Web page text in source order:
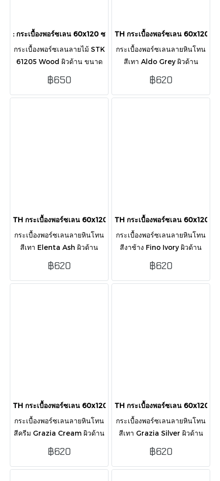
: กระเบื้องพอร์ซเลน 60x120 ซม. รุ่น STK 61205 Wood ผิวด้าน
กระเบื้องพอร์ซเลนลายไม้ STK
61205 Wood ผิวด้าน ขนาด
60x120 ซม. ดีไซน์สวยงาม
เป็นธรรมชาติ ทนทาน ปูง่าย
ด้วยขอบตัดตรง บรรจุ 2 แผ่น/
฿650
TH กระเบื้องพอร์ซเลน 60x120
กระเบื้องพอร์ซเลนลายหินโทน
สีเทา Aldo Grey ผิวด้าน
ขนาด 60x120 ซม. ดีไซน์
สวยงาม ทนทาน ปูง่ายด้วยขอบ
ตัดตรง บรรจุ 2 แผ่น/กล่อง
฿620
TH กระเบื้องพอร์ซเลน 60x120 ซม. Elenta Ash ผิวด้าน
กระเบื้องพอร์ซเลนลายหินโทน
สีเทา Elenta Ash ผิวด้าน
ขนาด 60x120 ซม. สวยงาม
ทันสมัย ทนทาน ปูง่ายด้วยขอบ
ตัดตรง บรรจุ 2 แผ่น/กล่อง
฿620
TH กระเบื้องพอร์ซเลน 60x120 ซ
กระเบื้องพอร์ซเลนลายหินโทน
สีงาช้าง Fino Ivory ผิวด้าน
ขนาด 60x120 ซม. ดีไซน์
สวยงามอบอุ่น สัมผัสเป็น
ธรรมชาติ บรรจุ 2 แผ่น/กล่อง
฿620
TH กระเบื้องพอร์ซเลน 60x120 ซม. Grazia Cream ผิวด้าน
กระเบื้องพอร์ซเลนลายหินโทน
สีครีม Grazia Cream ผิวด้าน
ขนาด 60x120 ซม. ดีไซน์
สวยงามละมุนตา ทนทาน ปูง่าย
ด้วยขอบตัดตรง บรรจุ 2 แผ่น/
฿620
TH กระเบื้องพอร์ซเลน 60x120
กระเบื้องพอร์ซเลนลายหินโทน
สีเทา Grazia Silver ผิวด้าน
ขนาด 60x120 ซม. ดีไซน์
สวยงาม ทนทาน ปูง่ายด้วยขอบ
ตัดตรง บรรจุ 2 แผ่น/กล่อง
฿620